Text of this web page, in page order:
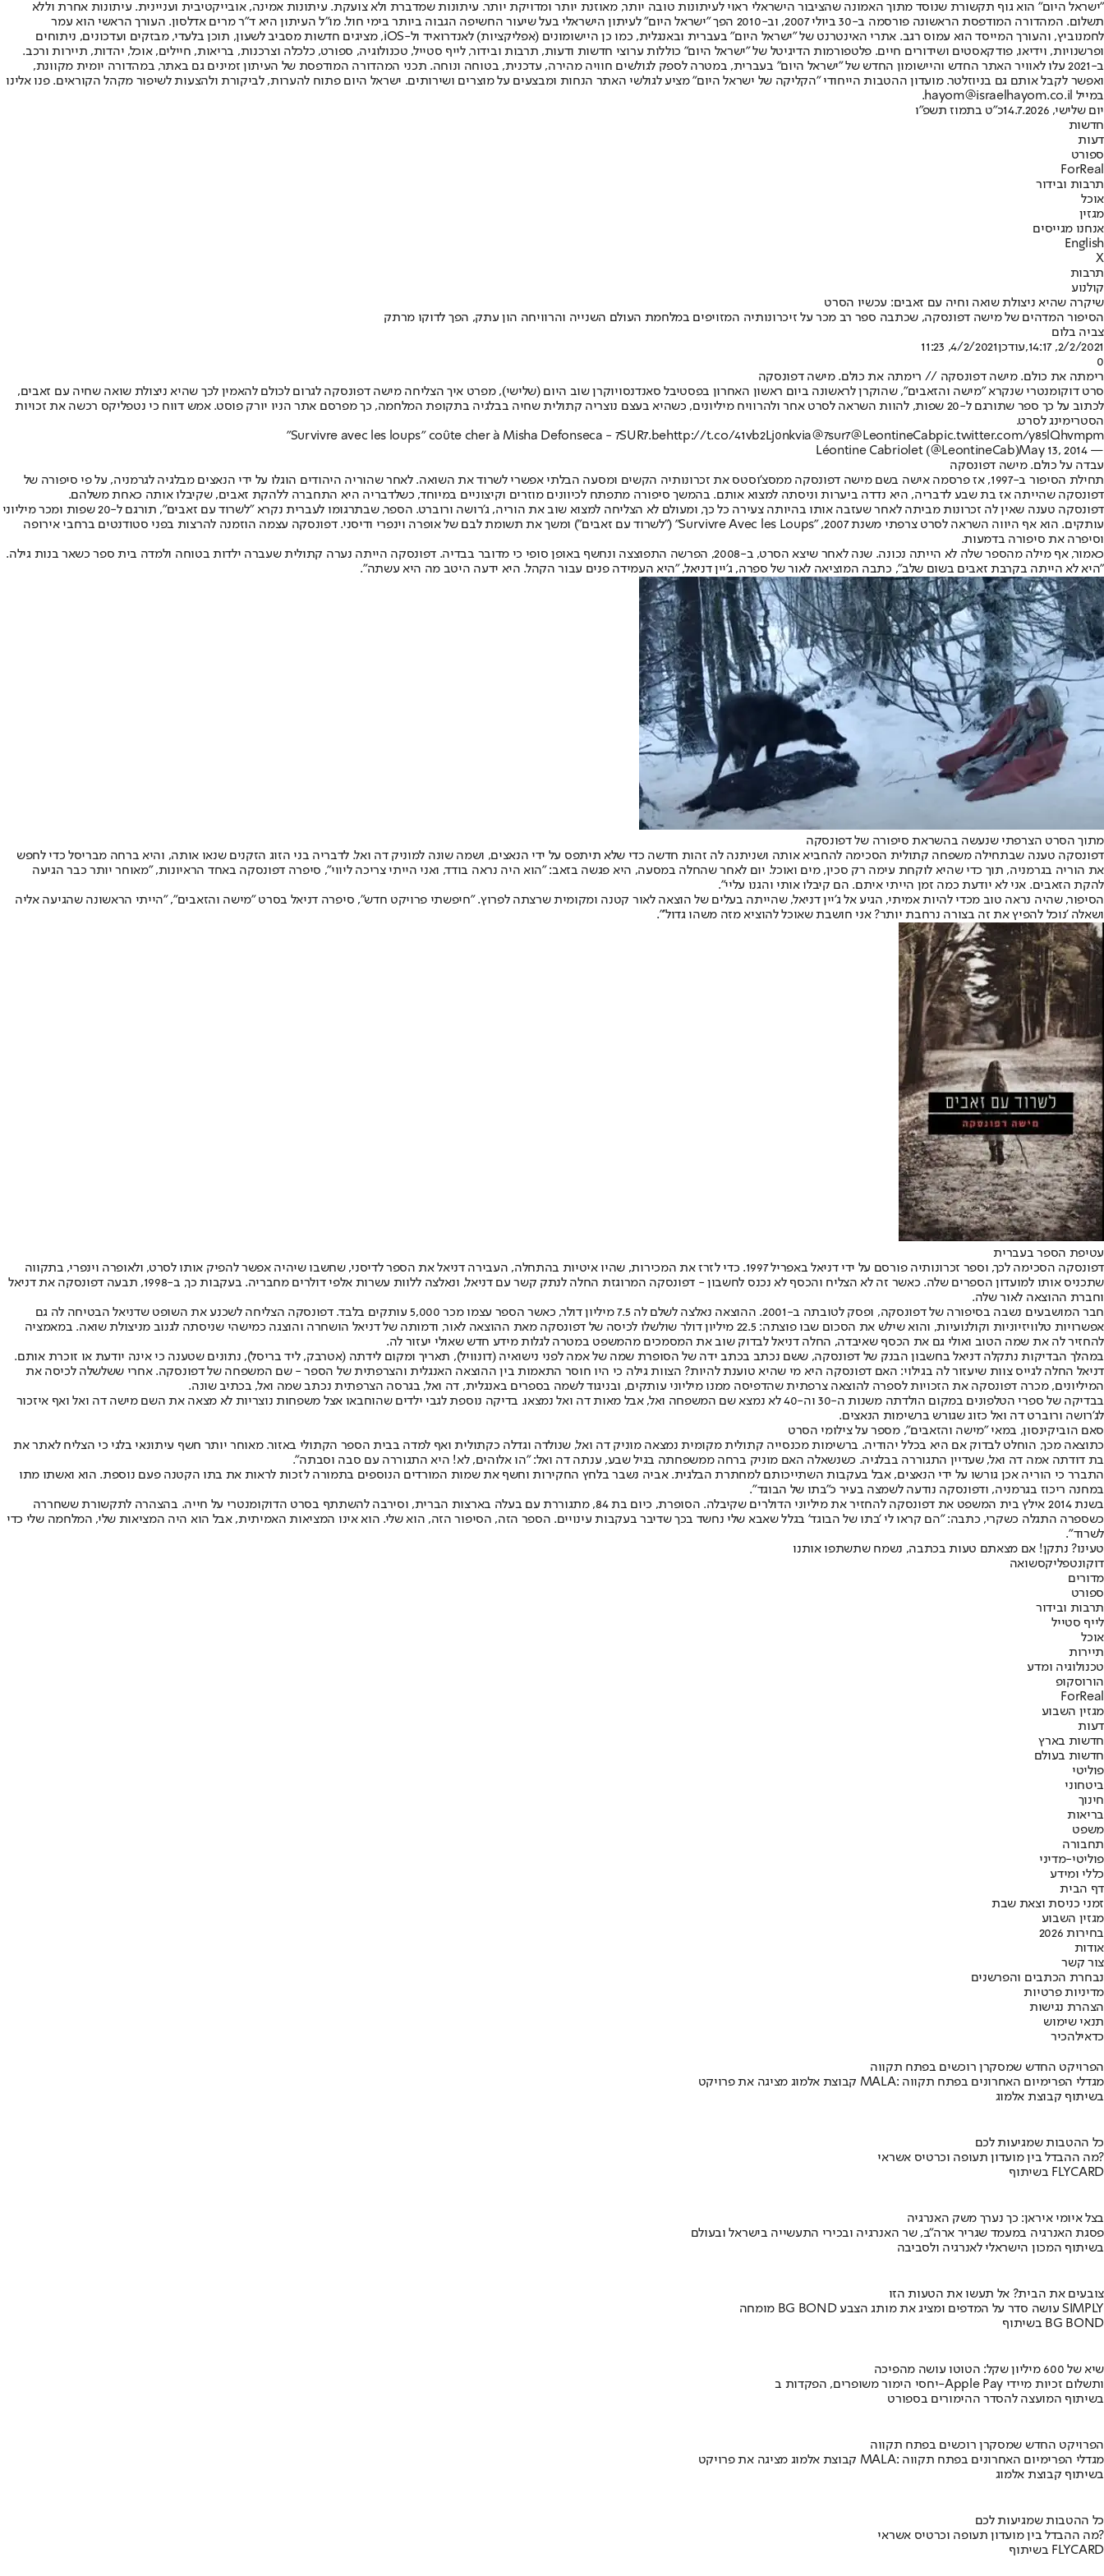
"ישראל היום" הוא גוף תקשורת שנוסד מתוך האמונה שהציבור הישראלי ראוי לעיתונות טובה יותר, מאוזנת יותר ומדויקת יותר. עיתונות שמדברת ולא צועקת. עיתונות אמינה, אובייקטיבית ועניינית. עיתונות אחרת וללא
תשלום. המהדורה המודפסת הראשונה פורסמה ב-30 ביולי 2007, וב-2010 הפך "ישראל היום" לעיתון הישראלי בעל שיעור החשיפה הגבוה ביותר בימי חול. מו"ל העיתון היא ד"ר מרים אדלסון. העורך הראשי הוא עמר
לחמנוביץ, והעורך המייסד הוא עמוס רגב. אתרי האינטרנט של "ישראל היום" בעברית ובאנגלית, כמו כן היישומונים (אפליקציות) לאנדרואיד ול-iOS, מציגים חדשות מסביב לשעון, תוכן בלעדי, מבזקים ועדכונים, ניתוחים
ופרשנויות, וידיאו, פודקאסטים ושידורים חיים. פלטפורמות הדיגיטל של "ישראל היום" כוללות ערוצי חדשות ודעות, תרבות ובידור, לייף סטייל, טכנולוגיה, ספורט, כלכלה וצרכנות, בריאות, חיילים, אוכל, יהדות, תיירות ורכב.
ב-2021 עלו לאוויר האתר החדש והיישומון החדש של "ישראל היום" בעברית, במטרה לספק לגולשים חוויה מהירה, עדכנית, בטוחה ונוחה. תכני המהדורה המודפסת של העיתון זמינים גם באתר, במהדורה יומית מקוונת,
ואפשר לקבל אותם גם בניוזלטר. מועדון ההטבות הייחודי "הקליקה של ישראל היום" מציע לגולשי האתר הנחות ומבצעים על מוצרים ושירותים. ישראל היום פתוח להערות, לביקורת ולהצעות לשיפור מקהל הקוראים. פנו אלינו
במייל hayom@israelhayom.co.il.
יום שלישי, 14.7.2026
כ"ט בתמוז תשפ"ו
חדשות
דעות
ספורט
ForReal
תרבות ובידור
אוכל
מגזין
אנחנו מגייסים
English
X
תרבות
קולנוע
שיקרה שהיא ניצולת שואה וחיה עם זאבים: עכשיו הסרט
הסיפור המדהים של מישה דפונסקה, שכתבה ספר רב מכר על זיכרונותיה המזויפים במלחמת העולם השנייה והרוויחה הון עתק, הפך לדוקו מרתק
צביה בלום
2/2/2021, 14:17
,עודכן4/2/2021, 11:23
0
רימתה את כולם. מישה דפונסקה // רימתה את כולם. מישה דפונסקה
סרט דוקומנטרי שנקרא "מישה והזאבים", שהוקרן לראשונה ביום ראשון האחרון בפסטיבל סאנדנסויוקרן שוב היום (שלישי), מפרט איך הצליחה מישה דפונסקה לגרום לכולם להאמין לכך שהיא ניצולת שואה שחיה עם זאבים,
לכתוב על כך ספר שתורגם ל-20 שפות, להוות השראה לסרט אחר ולהרוויח מיליונים, כשהיא בעצם נוצריה קתולית שחיה בבלגיה בתקופת המלחמה, כך מפרסם אתר הניו יורק פוסט. אמש דווח כי נטפליקס רכשה את זכויות
הסטרימינג לסרט.
"Survivre avec les loups" coûte cher à Misha Defonseca - 7SUR7.behttp://t.co/41vb2Lj0nkvia@7sur7@LeontineCabpic.twitter.com/y85lQhvmpm
— Léontine Cabriolet (@LeontineCab)
May 13, 2014
עבדה על כולם. מישה דפונסקה
תחילת הסיפור ב-1997, אז פרסמה אישה בשם מישה דפונסקה ממסצ'וסטס את זכרונותיה הקשים ומסעה הבלתי אפשרי לשרוד את השואה. לאחר שהוריה היהודים הוגלו על ידי הנאצים מבלגיה לגרמניה, על פי סיפורה של
דפונסקה שהייתה אז בת שבע לדבריה, היא נדדה ביערות וניסתה למצוא אותם. בהמשך סיפורה מתפתח לכיוונים מוזרים וקיצוניים במיוחד, כשלדבריה היא התחברה ללהקת זאבים, שקיבלו אותה כאחת משלהם.
דפונסקה טענה שאין לה זכרונות מביתה לאחר שעזבה אותו בהיותה צעירה כל כך, ומעולם לא הצליחה למצוא שוב את הוריה, ג'רושה ורוברט. הספר, שבתרגומו לעברית נקרא "לשרוד עם זאבים", תורגם ל-20 שפות ומכר מיליוני
עותקים. הוא אף היווה השראה לסרט צרפתי משנת 2007, "Survivre Avec les Loups" ("לשרוד עם זאבים") ומשך את תשומת לבם של אופרה וינפרי ודיסני. דפונסקה עצמה הוזמנה להרצות בפני סטודנטים ברחבי אירופה
וסיפרה את סיפורה בדמעות.
כאמור, אף מילה מהספר שלה לא הייתה נכונה. שנה לאחר שיצא הסרט, ב-2008, הפרשה התפוצצה ונחשף באופן סופי כי מדובר בבדיה. דפונסקה הייתה נערה קתולית שעברה ילדות בטוחה ולמדה בית ספר כשאר בנות גילה.
"היא לא הייתה בקרבת זאבים בשום שלב", כתבה המוציאה לאור של ספרה, ג'יין דניאל, "היא העמידה פנים עבור הקהל. היא ידעה היטב מה היא עשתה".
מתוך הסרט הצרפתי שנעשה בהשראת סיפורה של דפונסקה
דפונסקה טענה שבתחילה משפחה קתולית הסכימה להחביא אותה ושניתנה לה זהות חדשה כדי שלא תיתפס על ידי הנאצים, ושמה שונה למוניק דה ואל. לדבריה בני הזוג הזקנים שנאו אותה, והיא ברחה מבריסל כדי לחפש
את הוריה בגרמניה, תוך כדי שהיא לוקחת עימה רק סכין, מים ואוכל. יום לאחר שהחלה במסעה, היא פגשה בזאב: "הוא היה נראה בודד, ואני הייתי צריכה ליווי", סיפרה דפונסקה באחד הראיונות, "מאוחר יותר כבר הגיעה
להקת הזאבים. אני לא יודעת כמה זמן הייתי איתם. הם קיבלו אותי והגנו עליי".
הסיפור, שהיה נראה טוב מכדי להיות אמיתי, הגיע אל ג'יין דניאל, שהייתה בעלים של הוצאה לאור קטנה ומקומית שרצתה לפרוץ. "חיפשתי פרויקט חדש", סיפרה דניאל בסרט "מישה והזאבים", "הייתי הראשונה שהגיעה אליה
ושאלה 'נוכל להפיץ את זה בצורה נרחבת יותר? אני חושבת שאוכל להוציא מזה משהו גדול'".
עטיפת הספר בעברית
דפונסקה הסכימה לכך, וספר זכרונותיה פורסם על ידי דניאל באפריל 1997. כדי לזרז את המכירות, שהיו איטיות בהתחלה, העבירה דניאל את הספר לדיסני, שחשבו שיהיה אפשר להפיק אותו לסרט, ולאופרה וינפרי, בתקווה
שתכניס אותו למועדון הספרים שלה. כאשר זה לא הצליח והכסף לא נכנס לחשבון - דפונסקה המרוגזת החלה לנתק קשר עם דניאל, ונאלצה ללוות עשרות אלפי דולרים מחבריה. בעקבות כך, ב-1998, תבעה דפונסקה את דניאל
וחברת ההוצאה לאור שלה.
חבר המושבעים נשבה בסיפורה של דפונסקה, ופסק לטובתה ב-2001. ההוצאה נאלצה לשלם לה 7.5 מיליון דולר, כאשר הספר עצמו מכר 5,000 עותקים בלבד. דפונסקה הצליחה לשכנע את השופט שדניאל הבטיחה לה גם
אפשרויות טלוויזיוניות וקולנועיות, והוא שילש את הסכום שבו פוצתה: 22.5 מיליון דולר שולשלו לכיסה של דפונסקה מאת ההוצאה לאור, ודמותה של דניאל הושחרה והוצגה כמישהי שניסתה לגנוב מניצולת שואה. במאמציה
להחזיר לה את שמה הטוב ואולי גם את הכסף שאיבדה, החלה דניאל לבדוק שוב את המסמכים מהמשפט במטרה לגלות מידע חדש שאולי יעזור לה.
במהלך הבדיקות נתקלה דניאל בחשבון הבנק של דפונסקה, ששם נכתב בכתב ידה של הסופרת שמה של אמה לפני נישואיה (דונוויל), תאריך ומקום לידתה (אטרבק, ליד בריסל), נתונים שטענה כי אינה יודעת או זוכרת אותם.
דניאל החלה לגייס צוות שיעזור לה בגילוי: האם דפונסקה היא מי שהיא טוענת להיות? הצוות גילה כי היו חוסר התאמות בין ההוצאה האנגלית והצרפתית של הספר - שם המשפחה של דפונסקה. אחרי ששלשלה לכיסה את
המיליונים, מכרה דפונסקה את הזכויות לספרה להוצאה צרפתית שהדפיסה ממנו מיליוני עותקים, ובניגוד לשמה בספרים באנגלית, דה ואל, בגרסה הצרפתית נכתב שמה ואל, בכתיב שונה.
בבדיקה של ספרי הטלפונים במקום הולדתה משנות ה-30 וה-40 לא נמצא שם המשפחה ואל, אבל מאות דה ואל נמצאו. בדיקה נוספת לגבי ילדים שהוחבאו אצל משפחות נוצריות לא מצאה את השם מישה דה ואל ואף איזכור
לג'רושה ורוברט דה ואל כזוג שגורש ברשימות הנאצים.
סאם הוביקינסון, במאי "מישה והזאבים", מספר על צילומי הסרט
כתוצאה מכך, הוחלט לבדוק אם היא בכלל יהודיה. ברשימות מכנסייה קתולית מקומית נמצאה מוניק דה ואל, שנולדה וגדלה כקתולית ואף למדה בבית הספר הקתולי באזור. מאוחר יותר חשף עיתונאי בלגי כי הצליח לאתר את
בת דודתה אמה דה ואל, שעדיין התגוררה בבלגיה. כשנשאלה האם מוניק ברחה ממשפחתה בגיל שבע, ענתה דה ואל: "הו אלוהים, לא! היא התגוררה עם סבה וסבתה".
התברר כי הוריה אכן גורשו על ידי הנאצים, אבל בעקבות השתייכותם למחתרת הבלגית. אביה נשבר בלחץ החקירות וחשף את שמות המורדים הנוספים בתמורה לזכות לראות את בתו הקטנה פעם נוספת. הוא ואשתו מתו
במחנה ריכוז בגרמניה, ודפונסקה נודעה לשמצה בעיר כ"בתו של הבוגד".
בשנת 2014 אילץ בית המשפט את דפונסקה להחזיר את מיליוני הדולרים שקיבלה. הסופרת, כיום בת 84, מתגוררת עם בעלה בארצות הברית, וסירבה להשתתף בסרט הדוקומנטרי על חייה. בהצהרה לתקשורת ששחררה
כשספרה התגלה כשקרי, כתבה: "הם קראו לי 'בתו של הבוגד' בגלל שאבא שלי נחשד בכך שדיבר בעקבות עינויים. הספר הזה, הסיפור הזה, הוא שלי. הוא אינו המציאות האמיתית, אבל הוא היה המציאות שלי, המלחמה שלי כדי
לשרוד".
טעינו? נתקן! אם מצאתם טעות בכתבה, נשמח שתשתפו אותנו
דוקונטפליקסשואה
מדורים
ספורט
תרבות ובידור
לייף סטייל
אוכל
תיירות
טכנולוגיה ומדע
הורוסקופ
ForReal
מגזין השבוע
דעות
חדשות בארץ
חדשות בעולם
פוליטי
ביטחוני
חינוך
בריאות
משפט
תחבורה
פוליטי-מדיני
כללי ומידע
דף הבית
זמני כניסת וצאת שבת
מגזין השבוע
בחירות 2026
אודות
צור קשר
נבחרת הכתבים והפרשנים
מדיניות פרטיות
הצהרת נגישות
תנאי שימוש
כדאילהכיר
הפרויקט החדש שמסקרן רוכשים בפתח תקווה
קבוצת אלמוג מציגה את פרויקט MALA: מגדלי הפרימיום האחרונים בפתח תקווה
בשיתוף קבוצת אלמוג
כל ההטבות שמגיעות לכם
מה ההבדל בין מועדון תעופה וכרטיס אשראי?
בשיתוף FLYCARD
בצל איומי איראן: כך נערך משק האנרגיה
פסגת האנרגיה במעמד שגריר ארה"ב, שר האנרגיה ובכירי התעשייה בישראל ובעולם
בשיתוף המכון הישראלי לאנרגיה ולסביבה
צובעים את הבית? אל תעשו את הטעות הזו
מומחה BG BOND עושה סדר על המדפים ומציג את מותג הצבע SIMPLY
בשיתוף BG BOND
שיא של 600 מיליון שקל: הטוטו עושה מהפיכה
יחסי הימור משופרים, הפקדות ב-Apple Pay ותשלום זכיות מיידי
בשיתוף המועצה להסדר ההימורים בספורט
הפרויקט החדש שמסקרן רוכשים בפתח תקווה
קבוצת אלמוג מציגה את פרויקט MALA: מגדלי הפרימיום האחרונים בפתח תקווה
בשיתוף קבוצת אלמוג
כל ההטבות שמגיעות לכם
מה ההבדל בין מועדון תעופה וכרטיס אשראי?
בשיתוף FLYCARD